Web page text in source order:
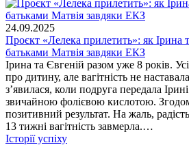
24.09.2025
Проєкт «Лелека прилетить»: як Ірина
батьками Матвія завдяки ЕКЗ
Ірина та Євгеній разом уже 8 років.
про дитину, але вагітність не
з’явилася, коли подруга передала
звичайною фолієвою кислотою.
позитивний результат. На жаль,
13 тижні вагітність завмерла.…
Історії успіху